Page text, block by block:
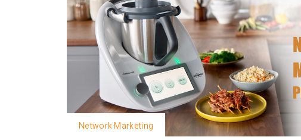
Network Marketing